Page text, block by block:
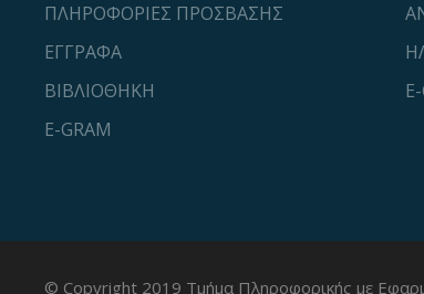
ΠΛΗΡΟΦΟΡΙΕΣ ΠΡΟΣΒΑΣΗΣ
ΕΓΓΡΑΦΑ
ΒΙΒΛΙΟΘΗΚΗ
E-GRAM
© Copyright 2019 Τμήμα Πληροφορικής με